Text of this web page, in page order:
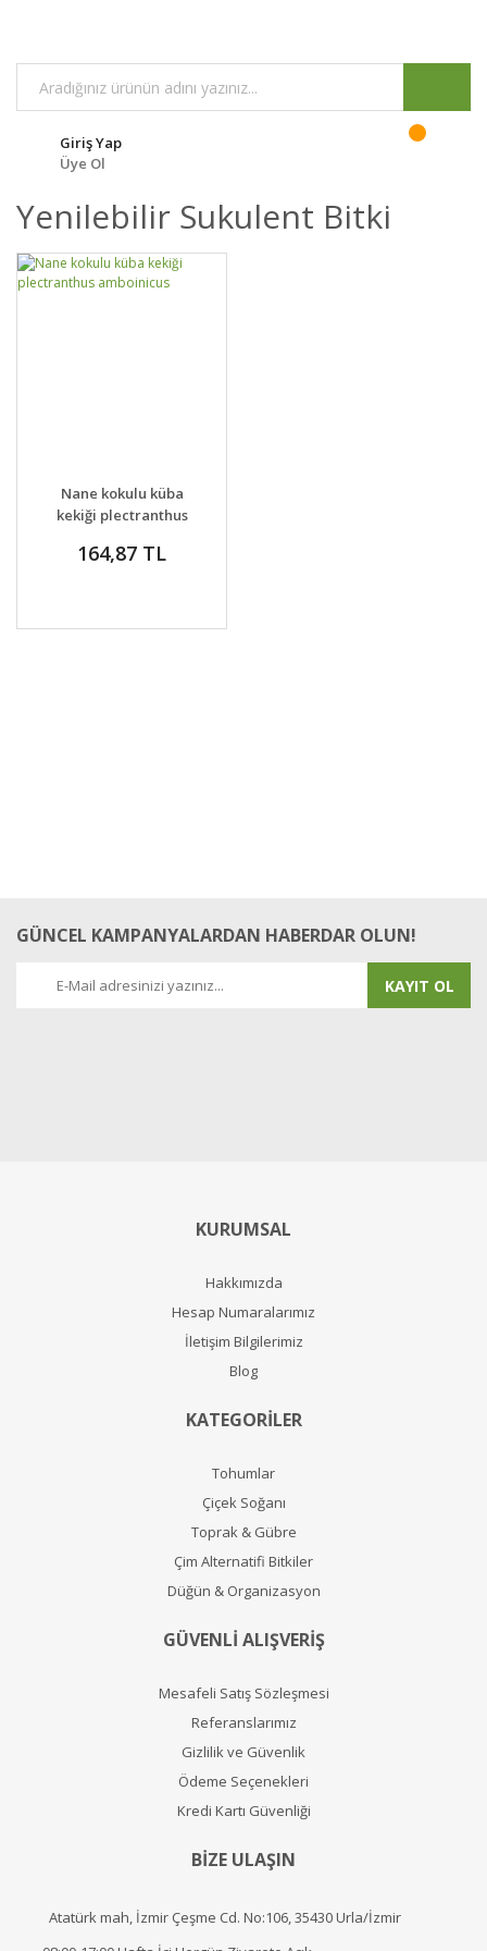
Giriş Yap
Üye Ol
Yenilebilir Sukulent Bitki
DETAYLAR SEPETE EKLE
Nane kokulu küba
kekiği plectranthus
164,87 TL
GÜNCEL KAMPANYALARDAN HABERDAR OLUN!
KAYIT OL
KURUMSAL
Hakkımızda
Hesap Numaralarımız
İletişim Bilgilerimiz
Blog
KATEGORİLER
Tohumlar
Çiçek Soğanı
Toprak & Gübre
Çim Alternatifi Bitkiler
Düğün & Organizasyon
GÜVENLİ ALIŞVERİŞ
Mesafeli Satış Sözleşmesi
Referanslarımız
Gizlilik ve Güvenlik
Ödeme Seçenekleri
Kredi Kartı Güvenliği
BİZE ULAŞIN
Atatürk mah, İzmir Çeşme Cd. No:106, 35430 Urla/İzmir